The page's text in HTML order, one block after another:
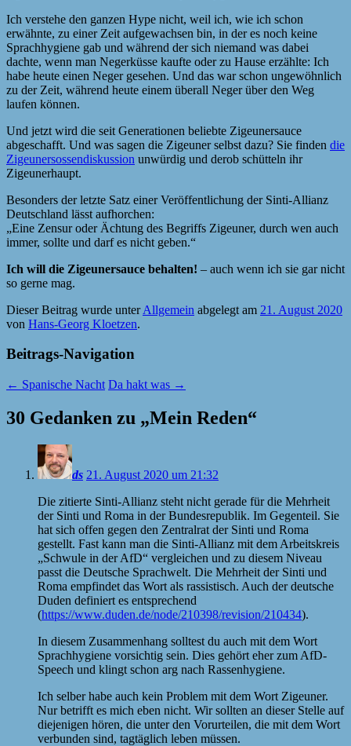
Ich verstehe den ganzen Hype nicht, weil ich, wie ich schon
erwähnte, zu einer Zeit aufgewachsen bin, in der es noch keine
Sprachhygiene gab und während der sich niemand was dabei
dachte, wenn man Negerküsse kaufte oder zu Hause erzählte: Ich
habe heute einen Neger gesehen. Und das war schon ungewöhnlich
zu der Zeit, während heute einem überall Neger über den Weg
laufen können.
Und jetzt wird die seit Generationen beliebte Zigeunersauce
abgeschafft. Und was sagen die Zigeuner selbst dazu? Sie finden die
Zigeunersossendiskussion unwürdig und derob schütteln ihr
Zigeunerhaupt.
Besonders der letzte Satz einer Veröffentlichung der Sinti-Allianz
Deutschland lässt aufhorchen:
„Eine Zensur oder Ächtung des Begriffs Zigeuner, durch wen auch
immer, sollte und darf es nicht geben.“
Ich will die Zigeunersauce behalten! – auch wenn ich sie gar nicht
so gerne mag.
Dieser Beitrag wurde unterAllgemein abgelegt am 21. August 2020
von Hans-Georg Kloetzen.
Beitrags-Navigation
← Spanische Nacht Da hakt was →
30 Gedanken zu „Mein Reden“
ds 21. August 2020 um 21:32
Die zitierte Sinti-Allianz steht nicht gerade für die Mehrheit
der Sinti und Roma in der Bundesrepublik. Im Gegenteil. Sie
hat sich offen gegen den Zentralrat der Sinti und Roma
gestellt. Fast kann man die Sinti-Allianz mit dem Arbeitskreis
„Schwule in der AfD“ vergleichen und zu diesem Niveau
passt die Deutsche Sprachwelt. Die Mehrheit der Sinti und
Roma empfindet das Wort als rassistisch. Auch der deutsche
Duden definiert es entsprechend
(https://www.duden.de/node/210398/revision/210434).
In diesem Zusammenhang solltest du auch mit dem Wort
Sprachhygiene vorsichtig sein. Dies gehört eher zum AfD-
Speech und klingt schon arg nach Rassenhygiene.
Ich selber habe auch kein Problem mit dem Wort Zigeuner.
Nur betrifft es mich eben nicht. Wir sollten an dieser Stelle auf
diejenigen hören, die unter den Vorurteilen, die mit dem Wort
verbunden sind, tagtäglich leben müssen.